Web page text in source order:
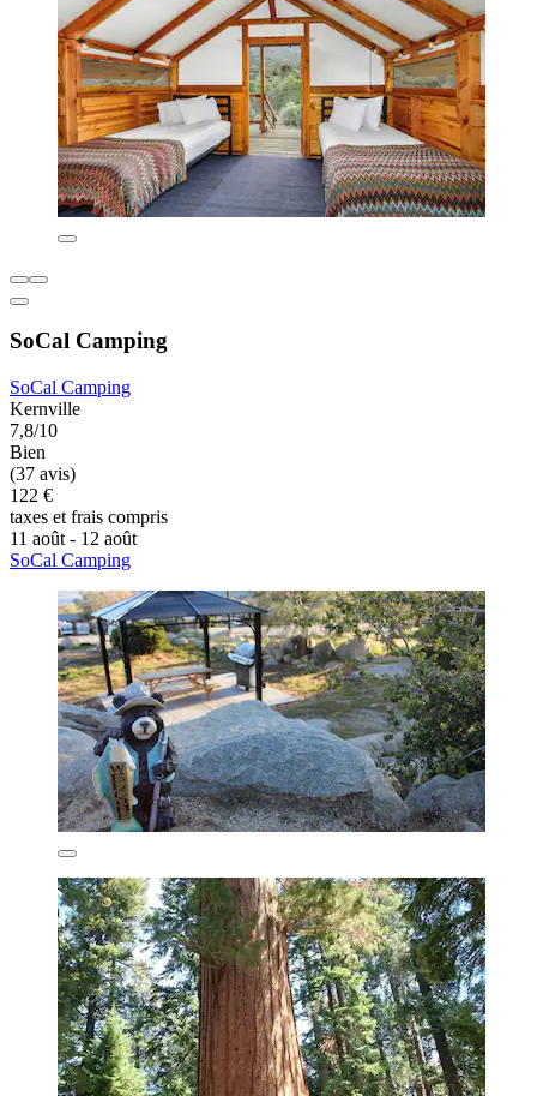
SoCal Camping
SoCal Camping
Kernville
7,8/10
Bien
(37 avis)
122 €
taxes et frais compris
11 août - 12 août
SoCal Camping